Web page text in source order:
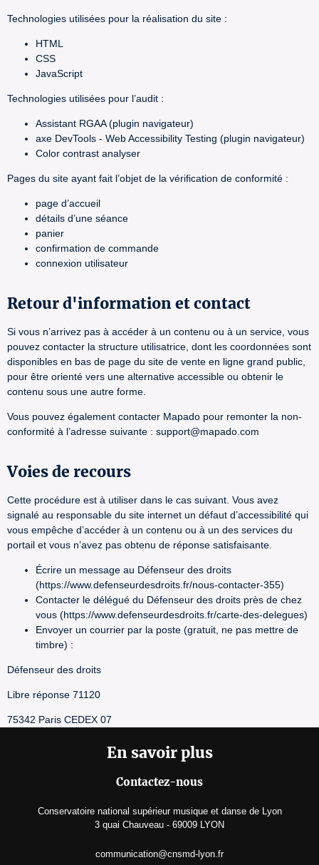
Technologies utilisées pour la réalisation du site :
HTML
CSS
JavaScript
Technologies utilisées pour l’audit :
Assistant RGAA (plugin navigateur)
axe DevTools - Web Accessibility Testing (plugin navigateur)
Color contrast analyser
Pages du site ayant fait l’objet de la vérification de conformité :
page d’accueil
détails d’une séance
panier
confirmation de commande
connexion utilisateur
Retour d'information et contact
Si vous n’arrivez pas à accéder à un contenu ou à un service, vous
pouvez contacter la structure utilisatrice, dont les coordonnées sont
disponibles en bas de page du site de vente en ligne grand public,
pour être orienté vers une alternative accessible ou obtenir le
contenu sous une autre forme.
Vous pouvez également contacter Mapado pour remonter la non-
conformité à l’adresse suivante : support@mapado.com
Voies de recours
Cette procédure est à utiliser dans le cas suivant. Vous avez
signalé au responsable du site internet un défaut d’accessibilité qui
vous empêche d’accéder à un contenu ou à un des services du
portail et vous n’avez pas obtenu de réponse satisfaisante.
Écrire un message au Défenseur des droits
(https://www.defenseurdesdroits.fr/nous-contacter-355)
Contacter le délégué du Défenseur des droits près de chez
vous (https://www.defenseurdesdroits.fr/carte-des-delegues)
Envoyer un courrier par la poste (gratuit, ne pas mettre de
timbre) :
Défenseur des droits
Libre réponse 71120
75342 Paris CEDEX 07
En savoir plus
Contactez-nous
Conservatoire national supérieur musique et danse de Lyon
3 quai Chauveau - 69009 LYON
communication@cnsmd-lyon.fr